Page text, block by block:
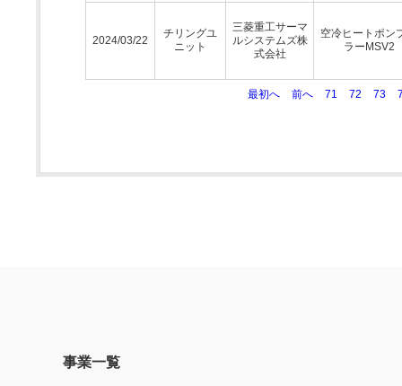
2024/03/22
チリングユ
ニット
三菱重工サーマ
ルシステムズ株
式会社
空冷ヒートポン
ラーMSV2
最初へ 前へ 71 72 73
事業一覧